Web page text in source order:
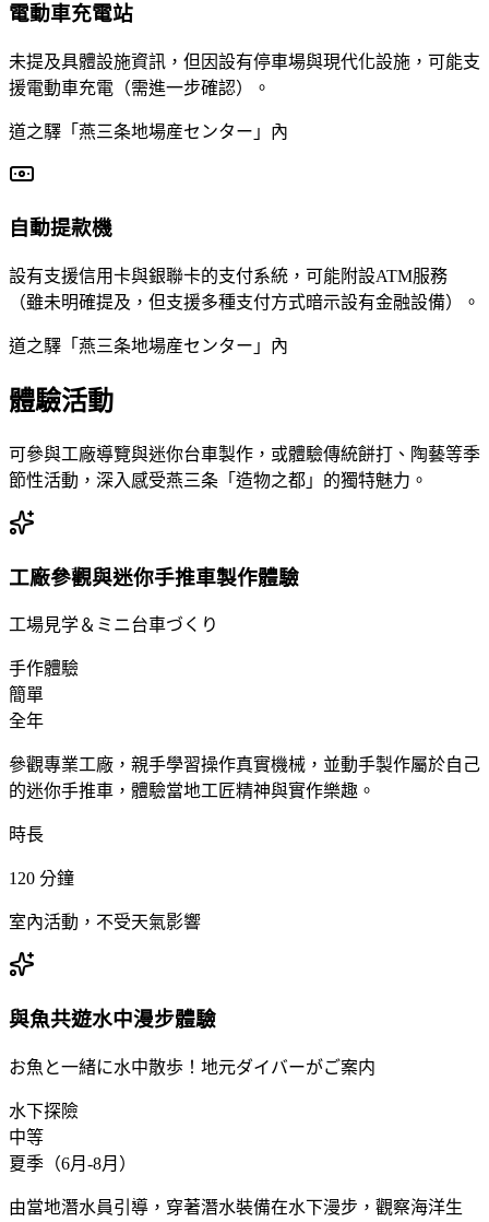
電動車充電站
未提及具體設施資訊，但因設有停車場與現代化設施，可能支
援電動車充電（需進一步確認）。
道之驛「燕三条地場産センター」內
自動提款機
設有支援信用卡與銀聯卡的支付系統，可能附設ATM服務
（雖未明確提及，但支援多種支付方式暗示設有金融設備）。
道之驛「燕三条地場産センター」內
體驗活動
可參與工廠導覽與迷你台車製作，或體驗傳統餅打、陶藝等季
節性活動，深入感受燕三条「造物之都」的獨特魅力。
工廠參觀與迷你手推車製作體驗
工場見学＆ミニ台車づくり
手作體驗
簡單
全年
參觀專業工廠，親手學習操作真實機械，並動手製作屬於自己
的迷你手推車，體驗當地工匠精神與實作樂趣。
時長
120 分鐘
室內活動，不受天氣影響
與魚共遊水中漫步體驗
お魚と一緒に水中散歩！地元ダイバーがご案内
水下探險
中等
夏季（6月-8月）
由當地潛水員引導，穿著潛水裝備在水下漫步，觀察海洋生